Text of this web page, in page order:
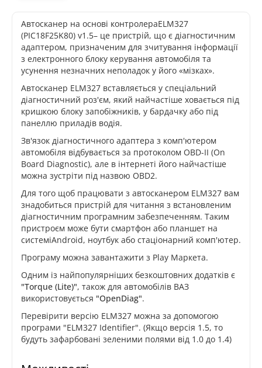
Автосканер на основі контролераELM327
(PIC18F25K80) v1.5– це пристрій, що є діагностичним
адаптером, призначеним для зчитування інформації
з електронного блоку керування автомобіля та
усунення незначних неполадок у його «мізках».
Автосканер ELM327 вставляється у спеціальний
діагностичний роз'єм, який найчастіше ховається під
кришкою блоку запобіжників, у бардачку або під
панеллю приладів водія.
Зв'язок діагностичного адаптера з комп'ютером
автомобіля відбувається за протоколом OBD-II (On
Board Diagnostic), але в інтернеті його найчастіше
можна зустріти під назвою OBD2.
Для того щоб працювати з автосканером ELM327 вам
знадобиться пристрій для читання з встановленим
діагностичним програмним забезпеченням. Таким
пристроєм може бути смартфон або планшет на
системіAndroid, ноутбук або стаціонарний комп'ютер.
Програму можна завантажити з Play Маркета.
Одним із найпопулярніших безкоштовних додатків є
"Torque (Lite)", також для автомобілів ВАЗ
використовується "OpenDiag".
Перевірити версію ELM327 можна за допомогою
програми "ELM327 Identifier". (Якщо версія 1.5, то
будуть зафарбовані зеленими полями від 1.0 до 1.4)